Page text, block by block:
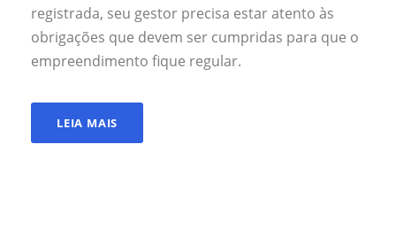
registrada, seu gestor precisa estar atento às
obrigações que devem ser cumpridas para que o
empreendimento fique regular.
LEIA MAIS